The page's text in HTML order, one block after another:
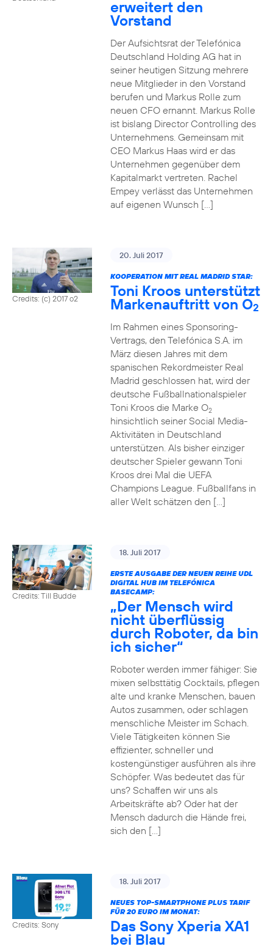
erweitert den
Vorstand
Der Aufsichtsrat der Telefónica
Deutschland Holding AG hat in
seiner heutigen Sitzung mehrere
neue Mitglieder in den Vorstand
berufen und Markus Rolle zum
neuen CFO ernannt. Markus Rolle
ist bislang Director Controlling des
Unternehmens. Gemeinsam mit
CEO Markus Haas wird er das
Unternehmen gegenüber dem
Kapitalmarkt vertreten. Rachel
Empey verlässt das Unternehmen
auf eigenen Wunsch […]
Credits: (c) 2017 o2
20. Juli 2017
KOOPERATION MIT REAL MADRID STAR:
Toni Kroos unterstützt
Markenauftritt von O2
Im Rahmen eines Sponsoring-
Vertrags, den Telefónica S.A. im
März diesen Jahres mit dem
spanischen Rekordmeister Real
Madrid geschlossen hat, wird der
deutsche Fußballnationalspieler
Toni Kroos die Marke O2
hinsichtlich seiner Social Media-
Aktivitäten in Deutschland
unterstützen. Als bisher einziger
deutscher Spieler gewann Toni
Kroos drei Mal die UEFA
Champions League. Fußballfans in
aller Welt schätzen den […]
Credits: Till Budde
18. Juli 2017
ERSTE AUSGABE DER NEUEN REIHE UDL
DIGITAL HUB IM TELEFÓNICA
BASECAMP:
„Der Mensch wird
nicht überflüssig
durch Roboter, da bin
ich sicher“
Roboter werden immer fähiger: Sie
mixen selbsttätig Cocktails, pflegen
alte und kranke Menschen, bauen
Autos zusammen, oder schlagen
menschliche Meister im Schach.
Viele Tätigkeiten können Sie
effizienter, schneller und
kostengünstiger ausführen als ihre
Schöpfer. Was bedeutet das für
uns? Schaffen wir uns als
Arbeitskräfte ab? Oder hat der
Mensch dadurch die Hände frei,
sich den […]
Credits: Sony
18. Juli 2017
NEUES TOP-SMARTPHONE PLUS TARIF
FÜR 20 EURO IM MONAT:
Das Sony Xperia XA1
bei Blau